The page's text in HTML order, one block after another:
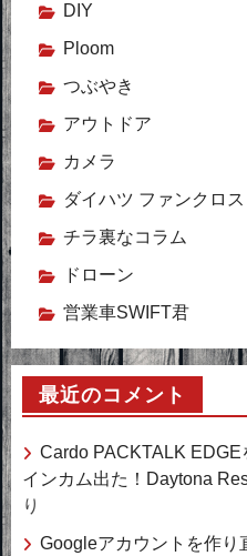
DIY
Ploom
つぶやき
アウトドア
カメラ
ダイハツ ファンクロス
チラ裏なコラム
ドローン
営業車SWIFT君
最近のコメント
Cardo PACKTALK EDGE
インカム出た！Daytona
り
Googleアカウントを作り